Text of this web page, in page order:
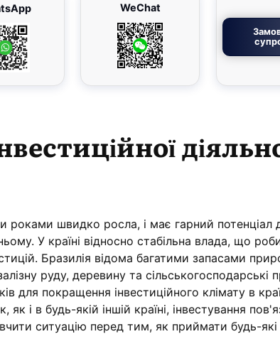
WeChat
роками швидко росла, і має гарний потенціал
У країні відносно стабільна влада, що
Бразилія відома багатими запасами
руду, деревину та сільськогосподарські
для покращення інвестиційного клімату в
і в будь-якій іншій країні, інвестування
ситуацію перед тим, як приймати будь-які